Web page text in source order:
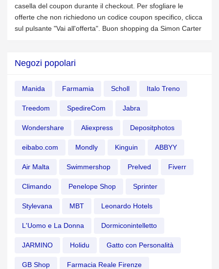
casella del coupon durante il checkout. Per sfogliare le
offerte che non richiedono un codice coupon specifico, clicca
sul pulsante "Vai all'offerta". Buon shopping da Simon Carter
Negozi popolari
Manida Farmamia Scholl Italo Treno
Treedom SpedireCom Jabra
Wondershare Aliexpress Depositphotos
eibabo.com Mondly Kinguin ABBYY
Air Malta Swimmershop Prelved Fiverr
Climando Penelope Shop Sprinter
Stylevana MBT Leonardo Hotels
L'Uomo e La Donna Dormiconintelletto
JARMINO Holidu Gatto con Personalità
GB Shop Farmacia Reale Firenze